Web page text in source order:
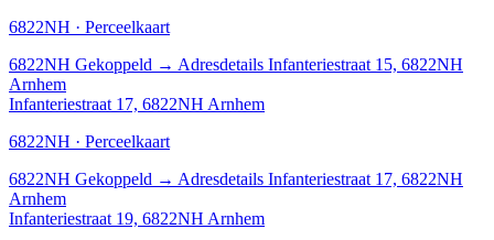
6822NH · Perceelkaart
6822NH Gekoppeld → Adresdetails Infanteriestraat 15, 6822NH
Arnhem
Infanteriestraat 17, 6822NH Arnhem
6822NH · Perceelkaart
6822NH Gekoppeld → Adresdetails Infanteriestraat 17, 6822NH
Arnhem
Infanteriestraat 19, 6822NH Arnhem